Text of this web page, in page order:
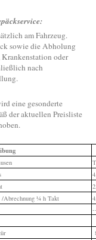
am Fahrzeug.
sowie die Abholung
oder
nach
eine gesonderte
der aktuellen Preisliste
/Abrechnung ¼ h Takt